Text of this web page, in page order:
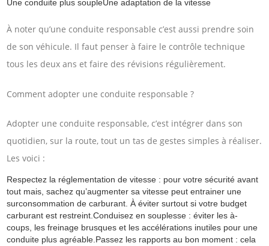
Une conduite plus soupleUne adaptation de la vitesse
À noter qu’une conduite responsable c’est aussi prendre soin
de son véhicule. Il faut penser à faire le contrôle technique
tous les deux ans et faire des révisions régulièrement.
Comment adopter une conduite responsable ?
Adopter une conduite responsable, c’est intégrer dans son
quotidien, sur la route, tout un tas de gestes simples à réaliser.
Les voici :
Respectez la réglementation de vitesse : pour votre sécurité avant
tout mais, sachez qu’augmenter sa vitesse peut entrainer une
surconsommation de carburant. À éviter surtout si votre budget
carburant est restreint.Conduisez en souplesse : éviter les à-
coups, les freinage brusques et les accélérations inutiles pour une
conduite plus agréable.Passez les rapports au bon moment : cela